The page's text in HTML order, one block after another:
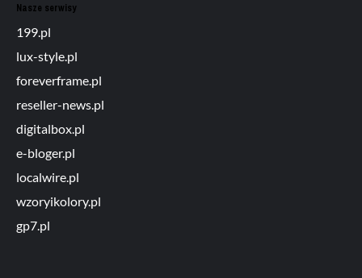
Nasze serwisy
199.pl
lux-style.pl
foreverframe.pl
reseller-news.pl
digitalbox.pl
e-bloger.pl
localwire.pl
wzoryikolory.pl
gp7.pl